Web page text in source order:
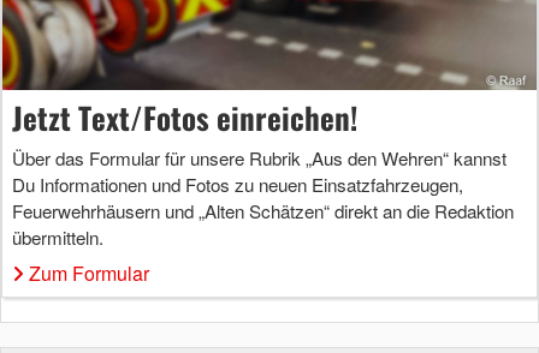
Jetzt Text/Fotos einreichen!
Über das Formular für unsere Rubrik „Aus den Wehren“ kannst
Du Informationen und Fotos zu neuen Einsatzfahrzeugen,
Feuerwehrhäusern und „Alten Schätzen“ direkt an die Redaktion
übermitteln.
Zum Formular